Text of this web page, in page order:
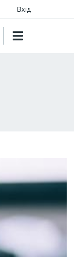
Вхід